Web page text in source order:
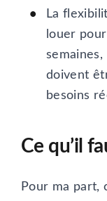
La
louer
semaines,
doivent
besoins
Ce qu’il
Pour ma part,